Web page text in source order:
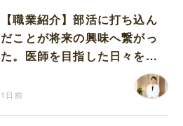
【職業紹介】部活に打ち込ん
だことが将来の興味へ繋がっ
た。医師を目指した日々を振
1日前